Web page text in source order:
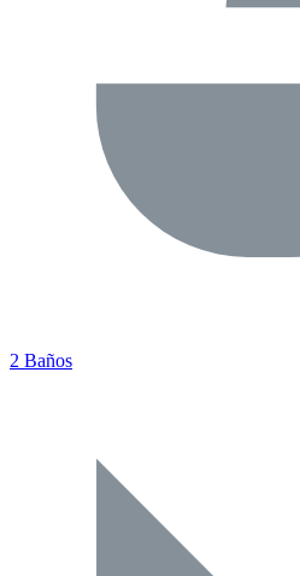
2 Baños